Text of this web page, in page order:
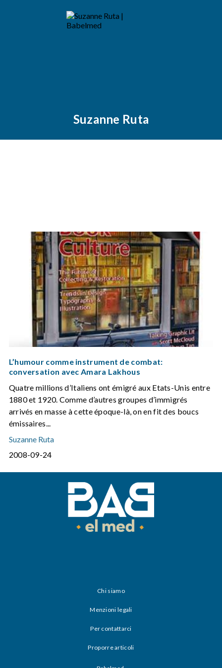
Suzanne Ruta
L’humour comme instrument de combat:
conversation avec Amara Lakhous
Quatre millions d’Italiens ont émigré aux Etats-Unis entre
1880 et 1920. Comme d’autres groupes d’immigrés
arrivés en masse à cette époque-là, on en fit des boucs
émissaires...
Suzanne Ruta
2008-09-24
Chi siamo
Menzioni legali
Per contattarci
Proporre articoli